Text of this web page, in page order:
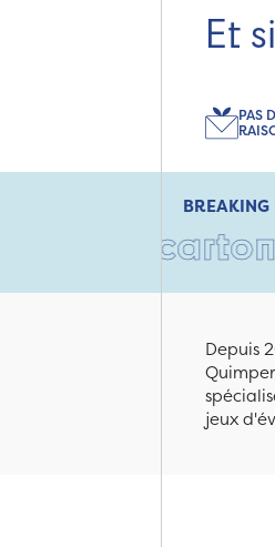
Et
PAS
BREAKING
carton
Depuis
jeux